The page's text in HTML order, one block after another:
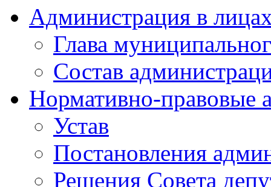
Администрация в
Глава
Состав
Нормативно-правовые
Устав
Постановления
Решения Совета